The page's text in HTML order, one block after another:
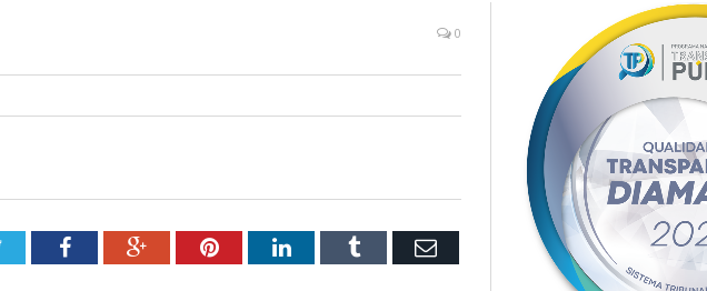
0
TwitterFacebookGoogle+PinterestLinkedInTumblr Email